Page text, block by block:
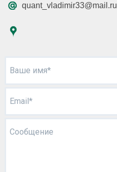
quant_vladimir33@mail.ru
Ваше имя*
Email*
Сообщение